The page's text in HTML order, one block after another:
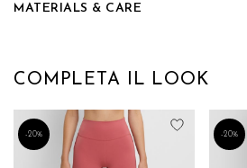
MATERIALS & CARE
COMPLETA IL LOOK
-20%
Aggiungi
-20%